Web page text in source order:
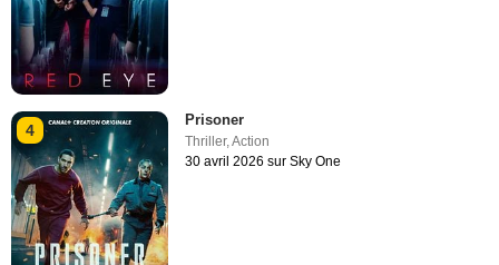
4
Prisoner
Thriller,Action
30 avril 2026 sur Sky One